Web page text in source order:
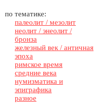
по тематике:
палеолит / мезолит
неолит / энеолит /
бронза
железный век / античная
эпоха
римское время
средние века
нумизматика и
эпиграфика
разное